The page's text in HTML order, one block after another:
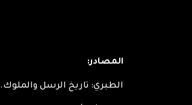
المصادر:
الطبري: تاريخ الرسل والملوك.